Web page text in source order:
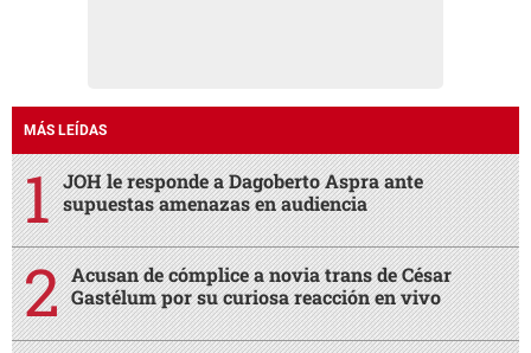
MÁS LEÍDAS
JOH le responde a Dagoberto Aspra ante
supuestas amenazas en audiencia
Acusan de cómplice a novia trans de César
Gastélum por su curiosa reacción en vivo